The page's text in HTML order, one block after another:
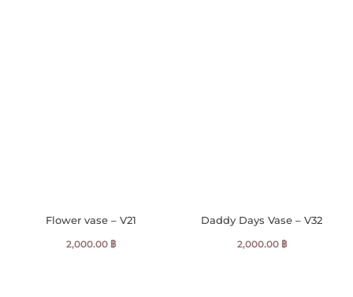
Flower vase – V21
2,000.00 ฿
Daddy Days Vase – V32
2,000.00 ฿